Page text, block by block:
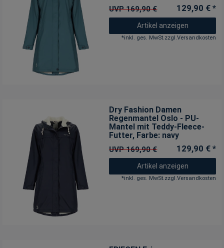
UVP 169,90 € 129,90 € *
Artikel anzeigen
*inkl. ges. MwSt.zzgl.Versandkosten
Dry Fashion Damen
Regenmantel Oslo - PU-
Mantel mit Teddy-Fleece-
Futter, Farbe: navy
UVP 169,90 € 129,90 € *
Artikel anzeigen
*inkl. ges. MwSt. zzgl. Versandkosten